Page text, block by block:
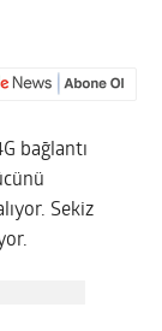
bağlantı
Sekiz